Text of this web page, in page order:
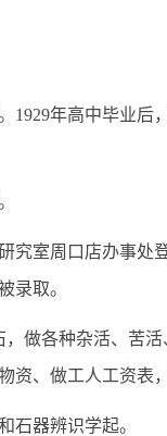
年高中毕业后
室周口店办事处
录取。
做各种杂活、苦
、做工人工资表
器辨识学起。